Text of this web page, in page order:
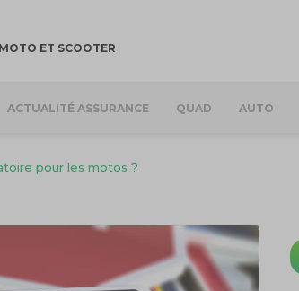
MOTO ET SCOOTER
ACTUALITÉ ASSURANCE QUAD AUTO
pour les motos ?